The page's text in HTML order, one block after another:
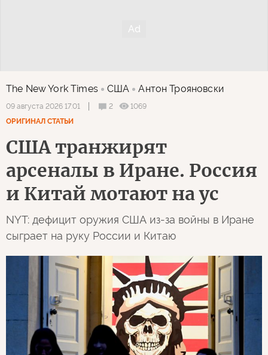
The New York Times США Антон Трояновски
09 августа 2026 17:01 2
1069
ОРИГИНАЛ СТАТЬИ
США транжирят
арсеналы в Иране. Россия
и Китай мотают на ус
NYT: дефицит оружия США из-за войны в Иране
сыграет на руку России и Китаю